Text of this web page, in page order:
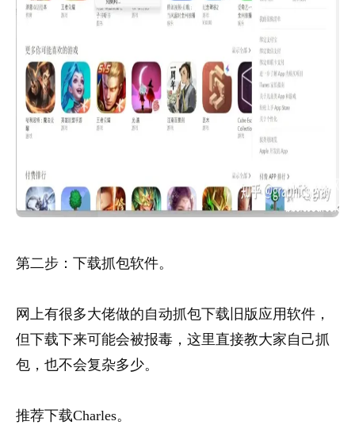
第二步：下载抓包软件。
网上有很多大佬做的自动抓包下载旧版应用软件，
但下载下来可能会被报毒，这里直接教大家自己抓
包，也不会复杂多少。
推荐下载Charles。